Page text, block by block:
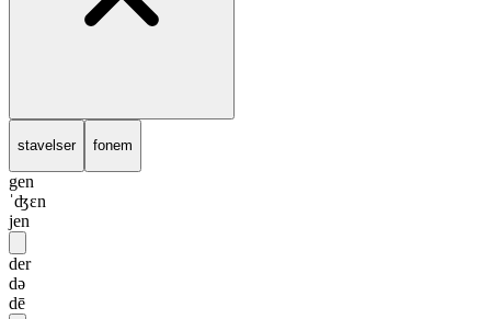
stavelser fonem
gen
ˈʤɛn
jen
der
də
dē